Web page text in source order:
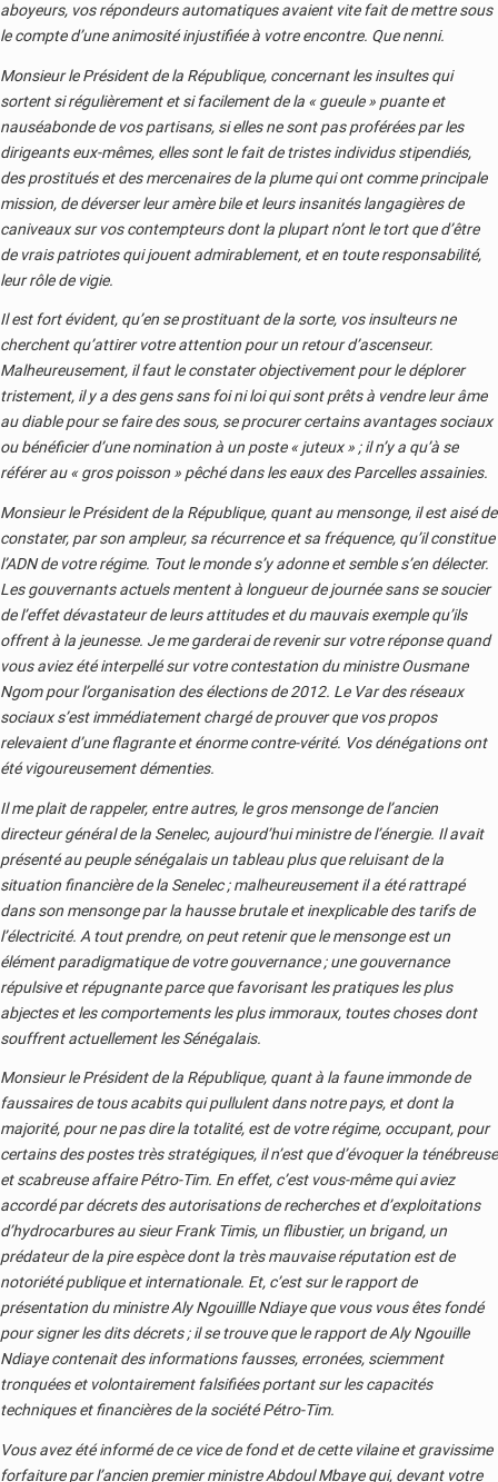
aboyeurs, vos répondeurs automatiques avaient vite fait de mettre sous
le compte d’une animosité injustifiée à votre encontre. Que nenni.
Monsieur le Président de la République, concernant les insultes qui
sortent si régulièrement et si facilement de la « gueule » puante et
nauséabonde de vos partisans, si elles ne sont pas proférées par les
dirigeants eux-mêmes, elles sont le fait de tristes individus stipendiés,
des prostitués et des mercenaires de la plume qui ont comme principale
mission, de déverser leur amère bile et leurs insanités langagières de
caniveaux sur vos contempteurs dont la plupart n’ont le tort que d’être
de vrais patriotes qui jouent admirablement, et en toute responsabilité,
leur rôle de vigie.
Il est fort évident, qu’en se prostituant de la sorte, vos insulteurs ne
cherchent qu’attirer votre attention pour un retour d’ascenseur.
Malheureusement, il faut le constater objectivement pour le déplorer
tristement, il y a des gens sans foi ni loi qui sont prêts à vendre leur âme
au diable pour se faire des sous, se procurer certains avantages sociaux
ou bénéficier d’une nomination à un poste « juteux » ; il n’y a qu’à se
référer au « gros poisson » pêché dans les eaux des Parcelles assainies.
Monsieur le Président de la République, quant au mensonge, il est aisé de
constater, par son ampleur, sa récurrence et sa fréquence, qu’il constitue
l’ADN de votre régime. Tout le monde s’y adonne et semble s’en délecter.
Les gouvernants actuels mentent à longueur de journée sans se soucier
de l’effet dévastateur de leurs attitudes et du mauvais exemple qu’ils
offrent à la jeunesse. Je me garderai de revenir sur votre réponse quand
vous aviez été interpellé sur votre contestation du ministre Ousmane
Ngom pour l’organisation des élections de 2012. Le Var des réseaux
sociaux s’est immédiatement chargé de prouver que vos propos
relevaient d’une flagrante et énorme contre-vérité. Vos dénégations ont
été vigoureusement démenties.
Il me plait de rappeler, entre autres, le gros mensonge de l’ancien
directeur général de la Senelec, aujourd’hui ministre de l’énergie. Il avait
présenté au peuple sénégalais un tableau plus que reluisant de la
situation financière de la Senelec ; malheureusement il a été rattrapé
dans son mensonge par la hausse brutale et inexplicable des tarifs de
l’électricité. A tout prendre, on peut retenir que le mensonge est un
élément paradigmatique de votre gouvernance ; une gouvernance
répulsive et répugnante parce que favorisant les pratiques les plus
abjectes et les comportements les plus immoraux, toutes choses dont
souffrent actuellement les Sénégalais.
Monsieur le Président de la République, quant à la faune immonde de
faussaires de tous acabits qui pullulent dans notre pays, et dont la
majorité, pour ne pas dire la totalité, est de votre régime, occupant, pour
certains des postes très stratégiques, il n’est que d’évoquer la ténébreuse
et scabreuse affaire Pétro-Tim. En effet, c’est vous-même qui aviez
accordé par décrets des autorisations de recherches et d’exploitations
d’hydrocarbures au sieur Frank Timis, un flibustier, un brigand, un
prédateur de la pire espèce dont la très mauvaise réputation est de
notoriété publique et internationale. Et, c’est sur le rapport de
présentation du ministre Aly Ngouillle Ndiaye que vous vous êtes fondé
pour signer les dits décrets ; il se trouve que le rapport de Aly Ngouille
Ndiaye contenait des informations fausses, erronées, sciemment
tronquées et volontairement falsifiées portant sur les capacités
techniques et financières de la société Pétro-Tim.
Vous avez été informé de ce vice de fond et de cette vilaine et gravissime
forfaiture par l’ancien premier ministre Abdoul Mbaye qui, devant votre